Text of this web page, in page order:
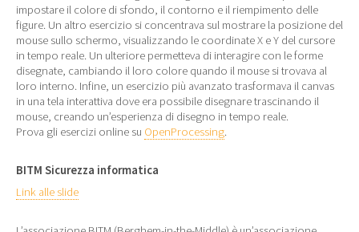
impostare il colore di sfondo, il contorno e il riempimento delle
figure. Un altro esercizio si concentrava sul mostrare la posizione del
mouse sullo schermo, visualizzando le coordinate X e Y del cursore
in tempo reale. Un ulteriore permetteva di interagire con le forme
disegnate, cambiando il loro colore quando il mouse si trovava al
loro interno. Infine, un esercizio più avanzato trasformava il canvas
in una tela interattiva dove era possibile disegnare trascinando il
mouse, creando un’esperienza di disegno in tempo reale.
Prova gli esercizi online su OpenProcessing.
BITM Sicurezza informatica
Link alle slide